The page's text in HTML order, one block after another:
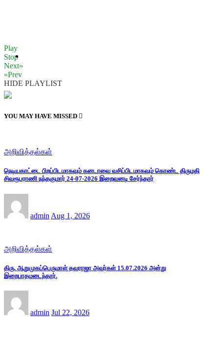
Play
Stop
Next»
«Prev
HIDE PLAYLIST
YOU MAY HAVE MISSED
அறிவித்தல்கள்
நெடியகாட்டை பிறப்பிடமாகவும் கனடாவை வசிப்பிடமாகவும் கொண்ட திருமதி
சிவரூபராணி நந்தகுமார் 24-07-2026 இறைவனடி சேர்ந்தார்
admin Aug 1, 2026
அறிவித்தல்கள்
திரு. ஆறுமுகப்பெருமாள் தவராஜா அவர்கள் 15.07.2026 அன்று
இறைபாதமடைந்தார்.
admin Jul 22, 2026